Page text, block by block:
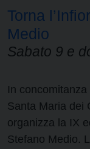
Torna
Medio
Sabato 9 e
In
Santa Maria dei
organizza la IX
Stefano Medio.